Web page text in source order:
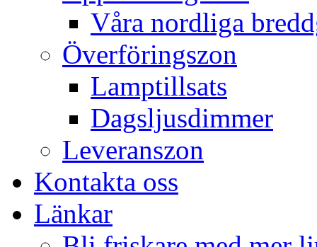
Våra nordliga
Överföringszon
Lamptillsats
Dagsljusdimmer
Leveranszon
Kontakta oss
Länkar